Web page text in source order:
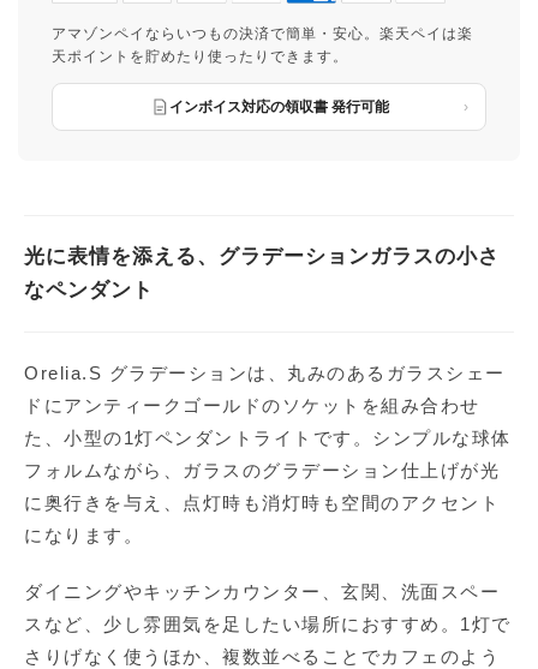
アマゾンペイならいつもの決済で簡単・安心。楽天ペイは楽
天ポイントを貯めたり使ったりできます。
インボイス対応の領収書 発行可能
光に表情を添える、グラデーションガラスの小さ
なペンダント
Orelia.S グラデーションは、丸みのあるガラスシェー
ドにアンティークゴールドのソケットを組み合わせ
た、小型の1灯ペンダントライトです。シンプルな球体
フォルムながら、ガラスのグラデーション仕上げが光
に奥行きを与え、点灯時も消灯時も空間のアクセント
になります。
ダイニングやキッチンカウンター、玄関、洗面スペー
スなど、少し雰囲気を足したい場所におすすめ。1灯で
さりげなく使うほか、複数並べることでカフェのよう